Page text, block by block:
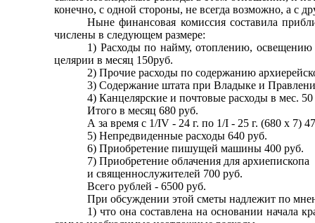
конечно, с одной стороны, не всегда возможно, а с
Ныне финансовая комиссия составила
числены в следующем размере:
1) Расходы по найму, отоплению,
целярии в месяц 150руб.
2) Прочие расходы по содержанию
3) Содержание штата при Владыке и
4) Канцелярские и почтовые расходы в мес.
Итого в месяц 680 руб.
А за время с 1/IV - 24 г. по 1/I - 25 г. (680 х 7)
5) Непредвиденные расходы 640 руб.
6) Приобретение пишущей машины 400 руб.
7) Приобретение облачения для архиепископа
и священнослужителей 700 руб.
Всего рублей - 6500 руб.
При обсуждении этой сметы надлежит по
1) что она составлена на основании начала